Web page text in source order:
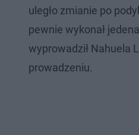
uległo zmianie po
pewnie wykonał
wyprowadził Nahuela
prowadzeniu.